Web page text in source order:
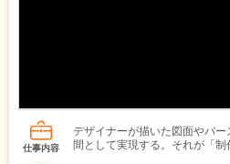
仕事内容
デザイナーが描いた図面やパ
間として実現する。それが「制